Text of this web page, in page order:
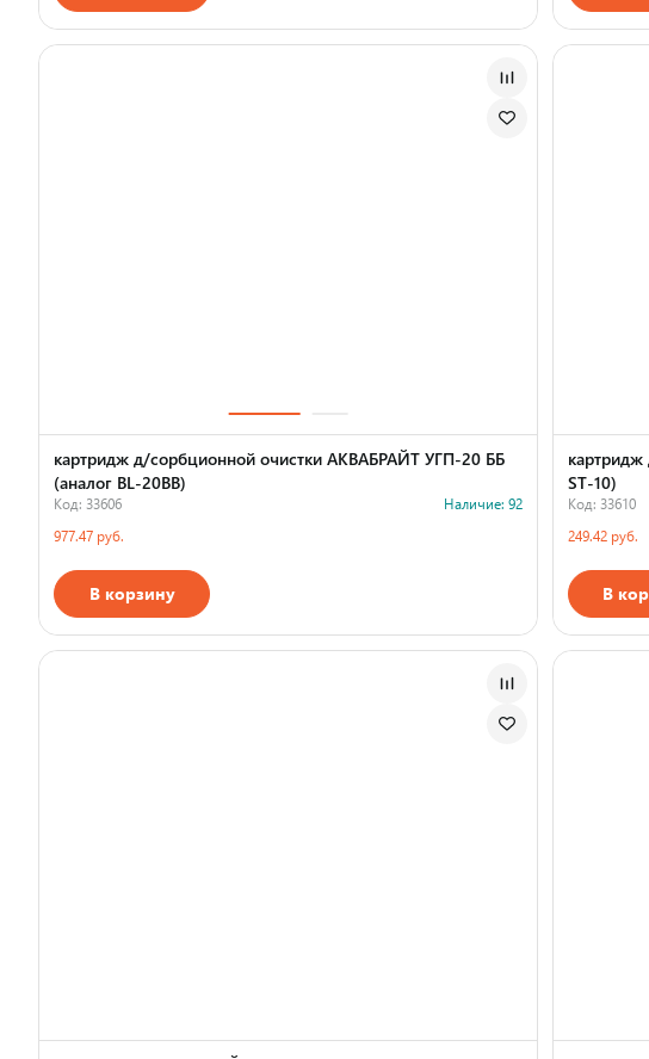
картридж д/сорбционной очистки АКВАБРАЙТ УГП-20 ББ
(аналог BL-20BB)
Код: 33606
Наличие: 92
977.47 руб.
В корзину
ST-10)
Код: 33610
249.42 руб.
В